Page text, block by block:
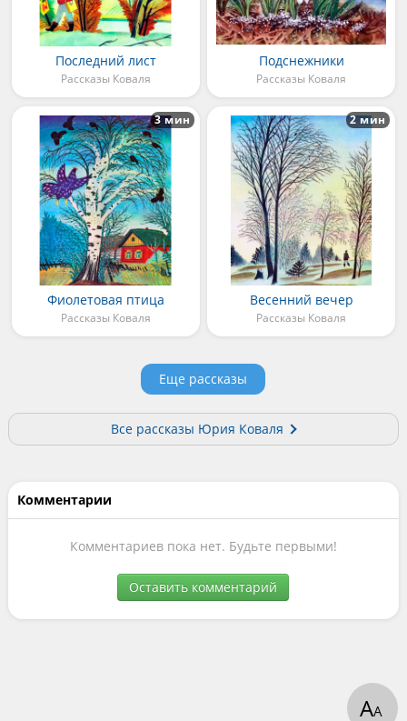
Последний лист
Рассказы Коваля
Подснежники
Рассказы Коваля
Фиолетовая птица
Рассказы Коваля
3 мин
Весенний вечер
Рассказы Коваля
2 мин
Еще рассказы
Все рассказы Юрия Коваля
Комментарии
Комментариев пока нет. Будьте первыми!
Оставить комментарий
АА